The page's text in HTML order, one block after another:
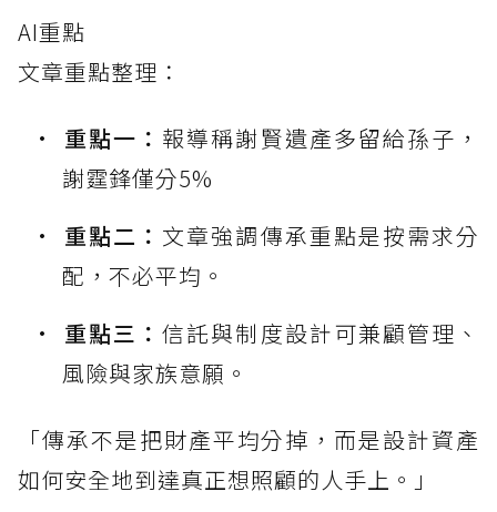
AI重點
文章重點整理：
重點一： 報導稱謝賢遺產多留給孫子，
謝霆鋒僅分5%
重點二： 文章強調傳承重點是按需求分
配，不必平均。
重點三：信託與制度設計可兼顧管理、
風險與家族意願。
「傳承不是把財產平均分掉，而是設計資產
如何安全地到達真正想照顧的人手上。」